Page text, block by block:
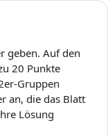
geben. Auf den
20 Punkte
Gruppen
an, die das Blatt
Lösung